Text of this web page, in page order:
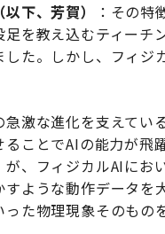
下、芳賀）
：その特
足を教え込むティーチ
した。しかし、フィジ
急激な進化を支えて
ることでAIの能力が飛
が、フィジカルAIにお
すような動作データを
った物理現象そのもの